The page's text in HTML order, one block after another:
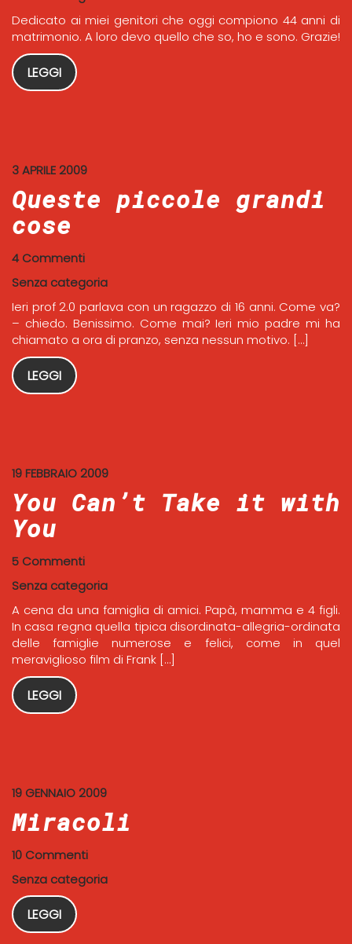
Dedicato ai miei genitori che oggi compiono 44 anni di
matrimonio. A loro devo quello che so, ho e sono. Grazie!
LEGGI
3 APRILE 2009
Queste piccole grandi
cose
4 Commenti
Senza categoria
Ieri prof 2.0 parlava con un ragazzo di 16 anni. Come va?
– chiedo. Benissimo. Come mai? Ieri mio padre mi ha
chiamato a ora di pranzo, senza nessun motivo. […]
LEGGI
19 FEBBRAIO 2009
You Can’t Take it with
You
5 Commenti
Senza categoria
A cena da una famiglia di amici. Papà, mamma e 4 figli.
In casa regna quella tipica disordinata-allegria-ordinata
delle famiglie numerose e felici, come in quel
meraviglioso film di Frank […]
LEGGI
19 GENNAIO 2009
Miracoli
10 Commenti
Senza categoria
LEGGI